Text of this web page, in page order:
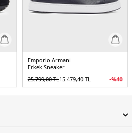
Emporio Armani
Erkek Sneaker
25.799,00TL15.479,40 TL -%40